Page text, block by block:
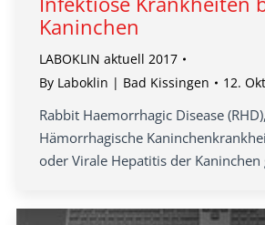
Kaninchen
LABOKLIN aktuell 2017
By Laboklin | Bad Kissingen 12.
Rabbit Haemorrhagic Disease
Hämorrhagische
oder Virale Hepatitis der